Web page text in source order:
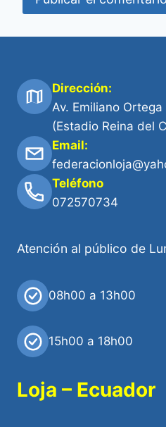
Dirección:
Av. Emiliano
(Estadio Reina del
Email:
Teléfono
072570734
Atención al público de
08h00 a 13h00
15h00 a 18h00
Loja – Ecuador